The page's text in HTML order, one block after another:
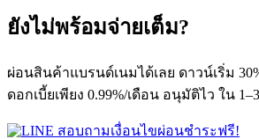
ยังไม่พร้อมจ่ายเต็ม?
ผ่อนสินค้าแบรนด์เนมได้เลย ดาวน์เริ่ม
ดอกเบี้ยเพียง 0.99%/เดือน อนุมัติไว ใน
สอบถามเงื่อนไขผ่อนชำระฟรี!